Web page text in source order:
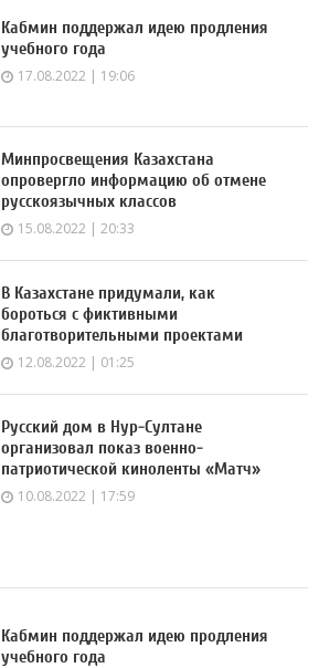
Кабмин поддержал идею продления
учебного года
17.08.2022 | 19:06
Минпросвещения Казахстана
опровергло информацию об отмене
русскоязычных классов
15.08.2022 | 20:33
В Казахстане придумали, как
бороться с фиктивными
благотворительными проектами
12.08.2022 | 01:25
Русский дом в Нур-Султане
организовал показ военно-
патриотической киноленты «Матч»
10.08.2022 | 17:59
Кабмин поддержал идею продления
учебного года